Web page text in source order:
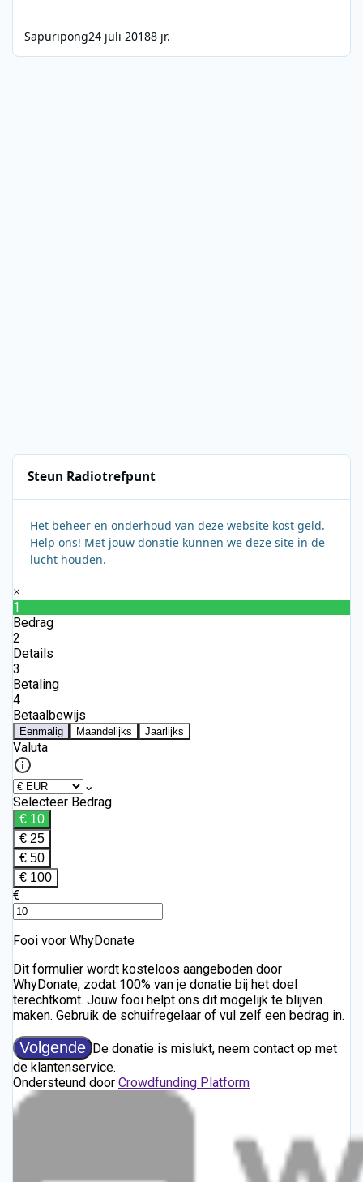
Sapuripong24 juli 20188 jr.
Steun Radiotrefpunt
Het beheer en onderhoud van deze website kost geld.
Help ons! Met jouw donatie kunnen we deze site in de
lucht houden.